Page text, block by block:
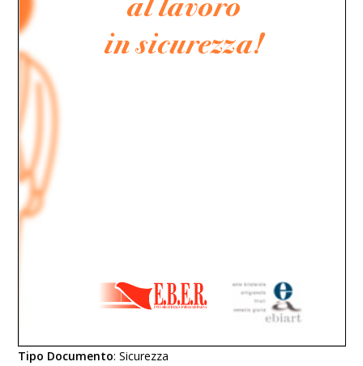
Tipo Documento:Sicurezza